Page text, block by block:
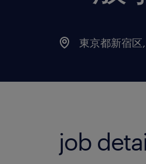
東京都新宿区,
job